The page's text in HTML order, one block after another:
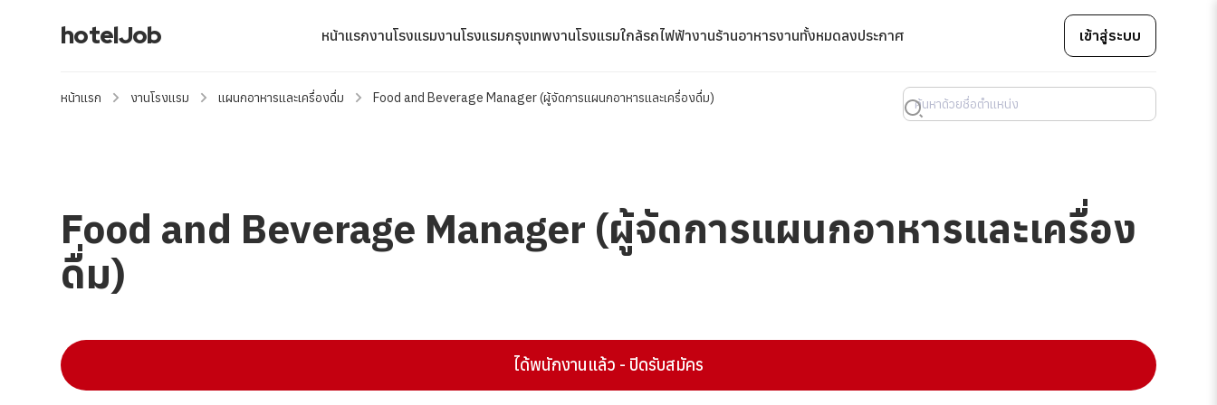
hotelJob หน้าแรกงานโรงแรมงานโรงแรมกรุงเทพงานโรงแรมใกล้รถไฟฟ้างานร้านอาหารงานทั้งหมดลงประกาศ เข้าสู่ระบบ
หน้าแรก งานโรงแรม แผนกอาหารและเครื่องดื่ม Food and Beverage Manager (ผู้จัดการแผนกอาหารและเครื่องดื่ม)
Food and Beverage Manager (ผู้จัดการแผนกอาหารและเครื่อง
ดื่ม)
ได้พนักงานแล้ว - ปิดรับสมัคร